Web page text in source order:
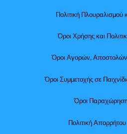
Πολιτική Πλουραλισμού
Όροι Χρήσης και
Όροι Αγορών,
Όροι Συμμετοχής σε
Όροι
Πολιτική